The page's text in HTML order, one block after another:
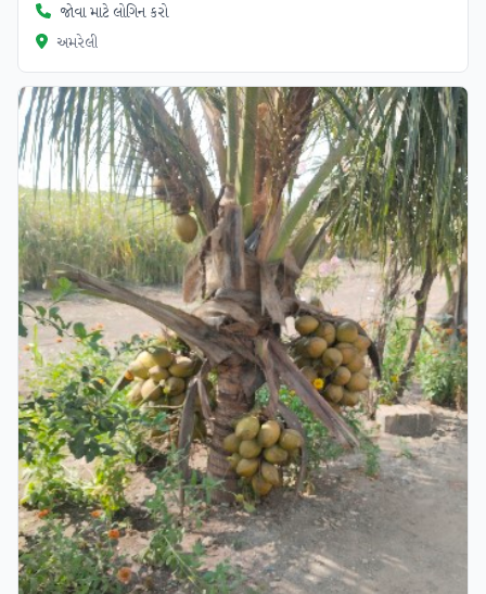
જોવા માટે લોગિન કરો
અમરેલી